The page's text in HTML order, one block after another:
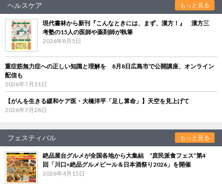
ヘルスケア もっと見る
現代書林から新刊『こんなときには、まず、漢方！』 漢方三
考塾の15人の医師や薬剤師が執筆
2026年8月5日
重症筋無力症への正しい知識と理解を 8月8日広島市で公開講座、オンライン
配信も
2026年7月31日
【がんを生きる緩和ケア医・大橋洋平「足し算命」】天空を見上げて
2026年7月28日
フェスティバル もっと見る
絶品屋台グルメが全国各地から大集結 “庶民派食フェス”第4
回「川口×絶品グルメビール＆日本酒祭り2026」を開催
2026年4月15日